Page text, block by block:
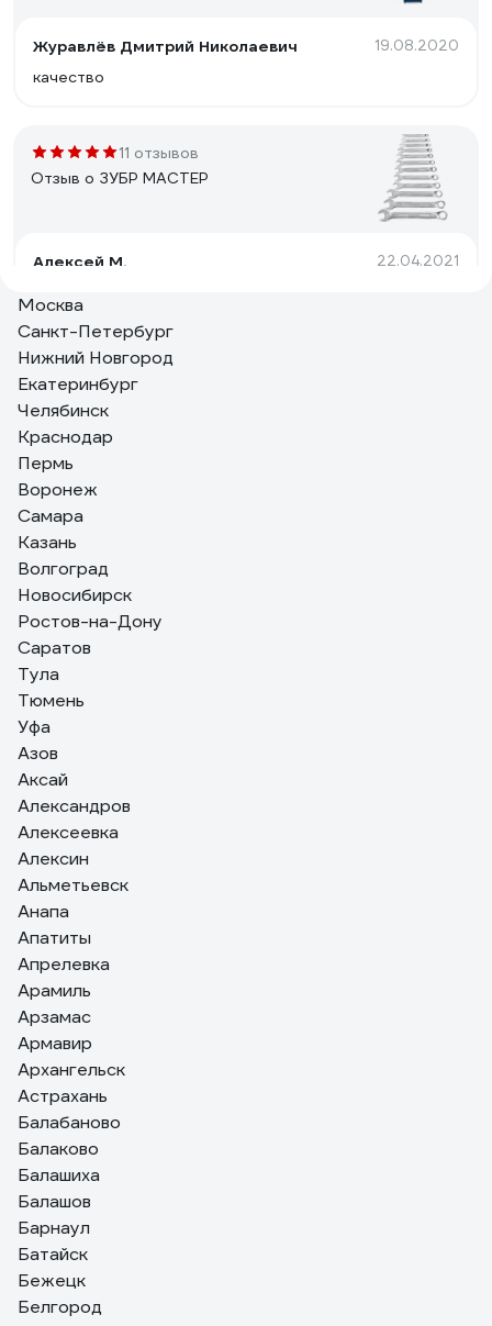
Журавлёв Дмитрий Николаевич 19.08.2020
качество
11 отзывов
Отзыв о ЗУБР МАСТЕР
Алексей М. 22.04.2021
4 отзыва
Отзыв о NORGAU N2ATM
Рус Й.
металла, отличное средство инвестиций, приятно
тешит самолюбие, гайки сами отворачиваются при
виде сего чуда, мужики с соседних гаражей горят
завистью
Москва
Санкт-Петербург
Нижний Новгород
Екатеринбург
Челябинск
Краснодар
Пермь
Воронеж
Самара
Казань
Волгоград
Новосибирск
Ростов-на-Дону
Саратов
Тула
Тюмень
Уфа
Азов
Аксай
Александров
Алексеевка
Алексин
Альметьевск
Анапа
Апатиты
Апрелевка
Арамиль
Арзамас
Армавир
Архангельск
Астрахань
Балабаново
Балаково
Балашиха
Балашов
Барнаул
Батайск
Бежецк
Белгород